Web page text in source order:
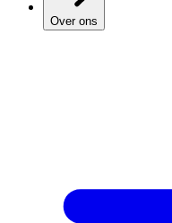
Over ons